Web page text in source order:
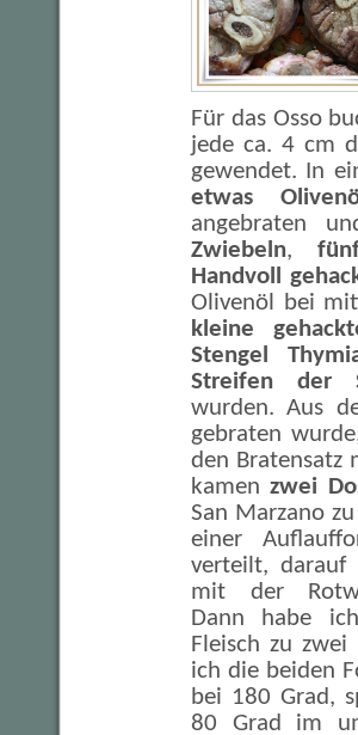
Für das Osso
jede ca. 4 cm
gewendet. In
etwas
angebraten
Zwiebeln,
Handvoll
Olivenöl bei
kleine
Stengel
Streifen der
wurden. Aus
gebraten
den Bratensatz
kamenzwei
San Marzano
einer
verteilt, darauf
mit der
Dann habe
Fleisch zu
ich die beiden
bei 180 Grad,
80 Grad im